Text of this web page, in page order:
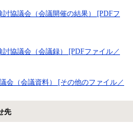
協議会（会議開催の結果） [PDFフ
協議会（会議録） [PDFファイル／
会（会議資料） [その他のファイル／
先